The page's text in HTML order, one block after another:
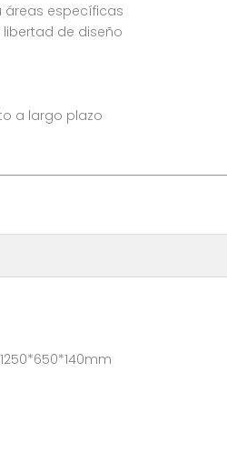
áreas específicas
de diseño
a largo plazo